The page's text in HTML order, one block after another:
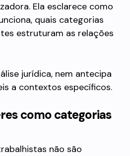
Ela esclarece como
quais categorias
estruturam as relações
jurídica, nem antecipa
a contextos específicos.
como categorias
não são